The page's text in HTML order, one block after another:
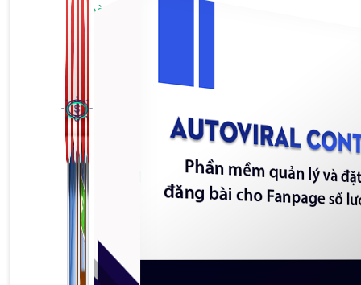
536 bài viết
Kiếm Tiền MMO
1,422 bài viết